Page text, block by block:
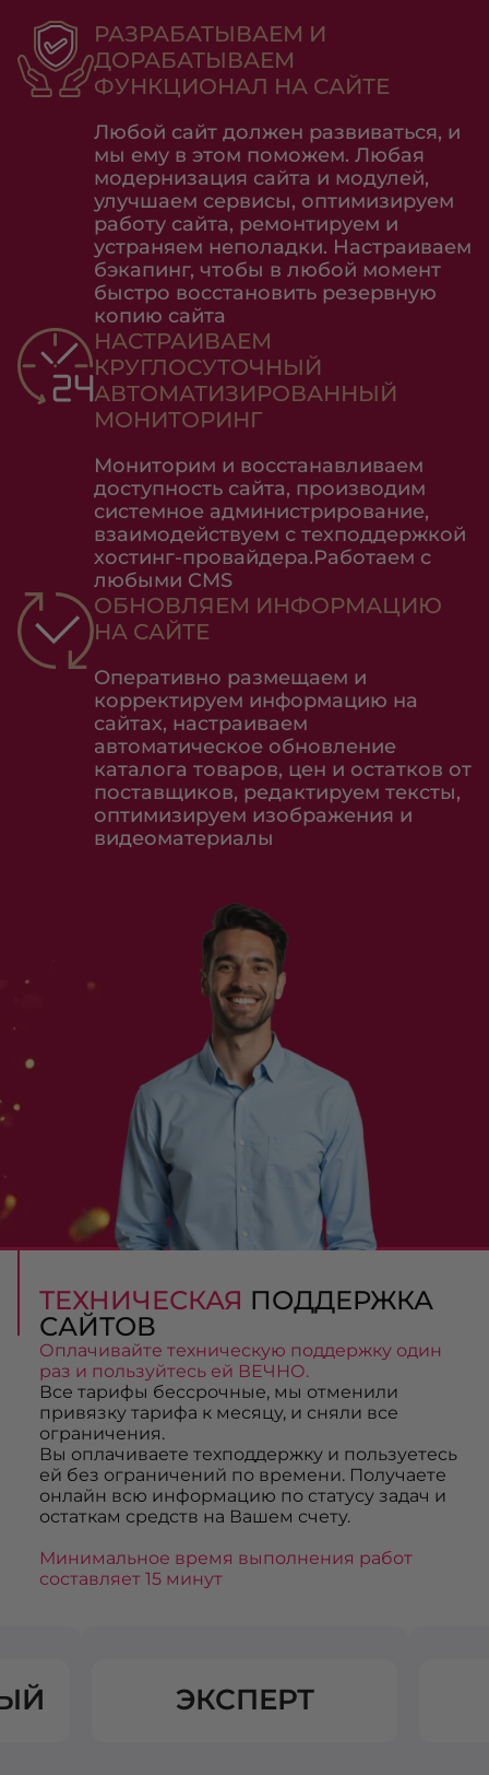
РАЗРАБАТЫВАЕМ И
ДОРАБАТЫВАЕМ
ФУНКЦИОНАЛ НА САЙТЕ
Любой сайт должен развиваться, и
мы ему в этом поможем. Любая
модернизация сайта и модулей,
улучшаем сервисы, оптимизируем
работу сайта, ремонтируем и
устраняем неполадки. Настраиваем
бэкапинг, чтобы в любой момент
быстро восстановить резервную
копию сайта
НАСТРАИВАЕМ
КРУГЛОСУТОЧНЫЙ
АВТОМАТИЗИРОВАННЫЙ
МОНИТОРИНГ
Мониторим и восстанавливаем
доступность сайта, производим
системное администрирование,
взаимодействуем с техподдержкой
хостинг-провайдера.Работаем с
любыми CMS
ОБНОВЛЯЕМ ИНФОРМАЦИЮ
НА САЙТЕ
Оперативно размещаем и
корректируем информацию на
сайтах, настраиваем
автоматическое обновление
каталога товаров, цен и остатков от
поставщиков, редактируем тексты,
оптимизируем изображения и
видеоматериалы
ТЕХНИЧЕСКАЯ ПОДДЕРЖКА
САЙТОВ
Оплачивайте техническую поддержку один
раз и пользуйтесь ей ВЕЧНО.
Все тарифы бессрочные, мы отменили
привязку тарифа к месяцу, и сняли все
ограничения.
Вы оплачиваете техподдержку и пользуетесь
ей без ограничений по времени. Получаете
онлайн всю информацию по статусу задач и
остаткам средств на Вашем счету.
Минимальное время выполнения работ
составляет 15 минут
ЭКСПЕРТ